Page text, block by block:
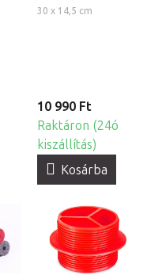
henger
30 x 14,5 cm
10 990 Ft
Raktáron (24ó
kiszállítás)
Kosárba